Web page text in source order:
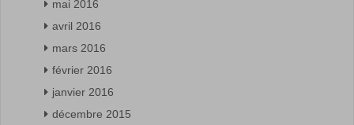
mai 2016
avril 2016
mars 2016
février 2016
janvier 2016
décembre 2015